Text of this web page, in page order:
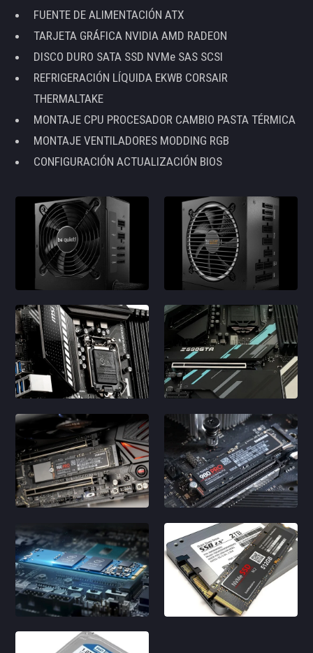
FUENTE DE ALIMENTACIÓN ATX
TARJETA GRÁFICA NVIDIA AMD RADEON
DISCO DURO SATA SSD NVMe SAS SCSI
REFRIGERACIÓN LÍQUIDA EKWB CORSAIR
THERMALTAKE
MONTAJE CPU PROCESADOR CAMBIO PASTA TÉRMICA
MONTAJE VENTILADORES MODDING RGB
CONFIGURACIÓN ACTUALIZACIÓN BIOS